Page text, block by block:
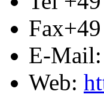
Fax
E-Mail:
Web: